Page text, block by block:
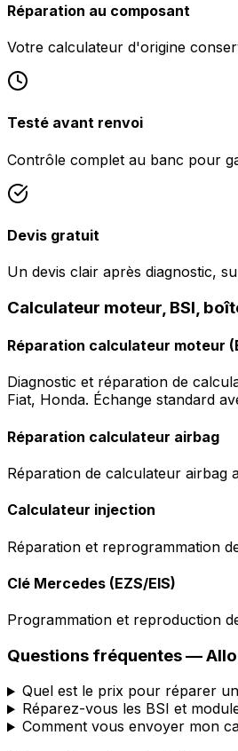
Réparation au composant
Votre calculateur d'origine
Testé avant renvoi
Contrôle complet au banc pour
Devis gratuit
Un devis clair après diagnostic,
Calculateur moteur, BSI,
Réparation calculateur moteur
Diagnostic et réparation de
Fiat, Honda. Échange standard
Réparation calculateur airbag
Réparation de calculateur airbag
Calculateur injection
Réparation et reprogrammation
Clé Mercedes (EZS/EIS)
Programmation et reproduction
Questions fréquentes —
Quel est le prix pour réparer
Réparez-vous les BSI et
Comment vous envoyer mon